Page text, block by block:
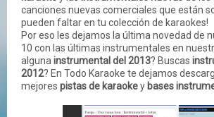
canciones nuevas comerciales que están
pueden faltar en tu colección de karaokes!
Por eso les dejamos la última novedad de
10 con las últimas instrumentales en
alguna instrumental del 2013? Buscas
2012? En Todo Karaoke te dejamos
mejores pistas de karaokey bases